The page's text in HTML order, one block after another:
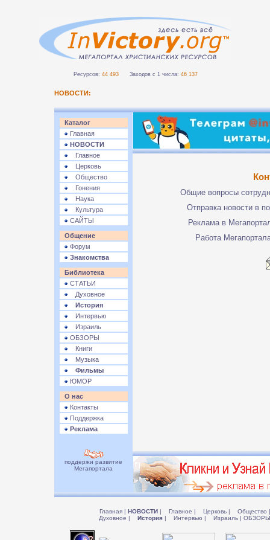
Ресурсов: 44 493 Заходов с 1 числа: 46 137
НОВОСТИ:
Каталог
Главная
НОВОСТИ
Главное
Церковь
Общество
Гонения
Наука
Культура
САЙТЫ
Общение
Форум
Знакомства
Библиотека
СТАТЬИ
Духовное
История
Интервью
Израиль
ОБЗОРЫ
Книги
Музыка
Фильмы
ЮМОР
О нас
Контакты
Поддержка
Реклама
Общие вопросы
Отправка новости в
Реклама в
Работа
поддержи развитие
Мегапортала
Главная | НОВОСТИ | Главное | Церковь | Общество |
Духовное | История | Интервью | Израиль |